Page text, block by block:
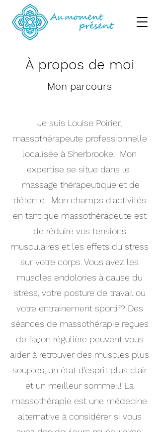
À propos de moi
Mon parcours
Je suis Louise Poirier,
massothérapeute professionnelle
localisée à Sherbrooke. Mon
expertise se situe dans le
massage thérapeutique et de
détente. Mon champs d'activités
en tant que massothérapeute est
de réduire vos tensions
musculaires et les effets du stress
sur votre corps. Vous avez les
muscles endolories à cause du
stress, votre posture de travail ou
votre entrainement sportif? Des
séances de massothérapie reçues
de façon régulière peuvent vous
aider à retrouver des muscles plus
souples, un état d'esprit plus clair
et un meilleur sommeil! La
massothérapie est une médecine
alternative à considérer si vous